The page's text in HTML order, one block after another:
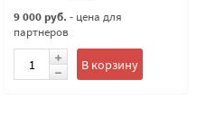
9 000 руб. - цена для
партнеров
В корзину